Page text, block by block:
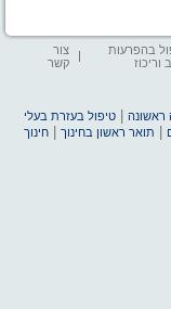
בהפרעות
וריכוז
צור
קשר
ראשונה |טיפול בעזרת בעלי
תואר ראשון בחינוך |חינוך